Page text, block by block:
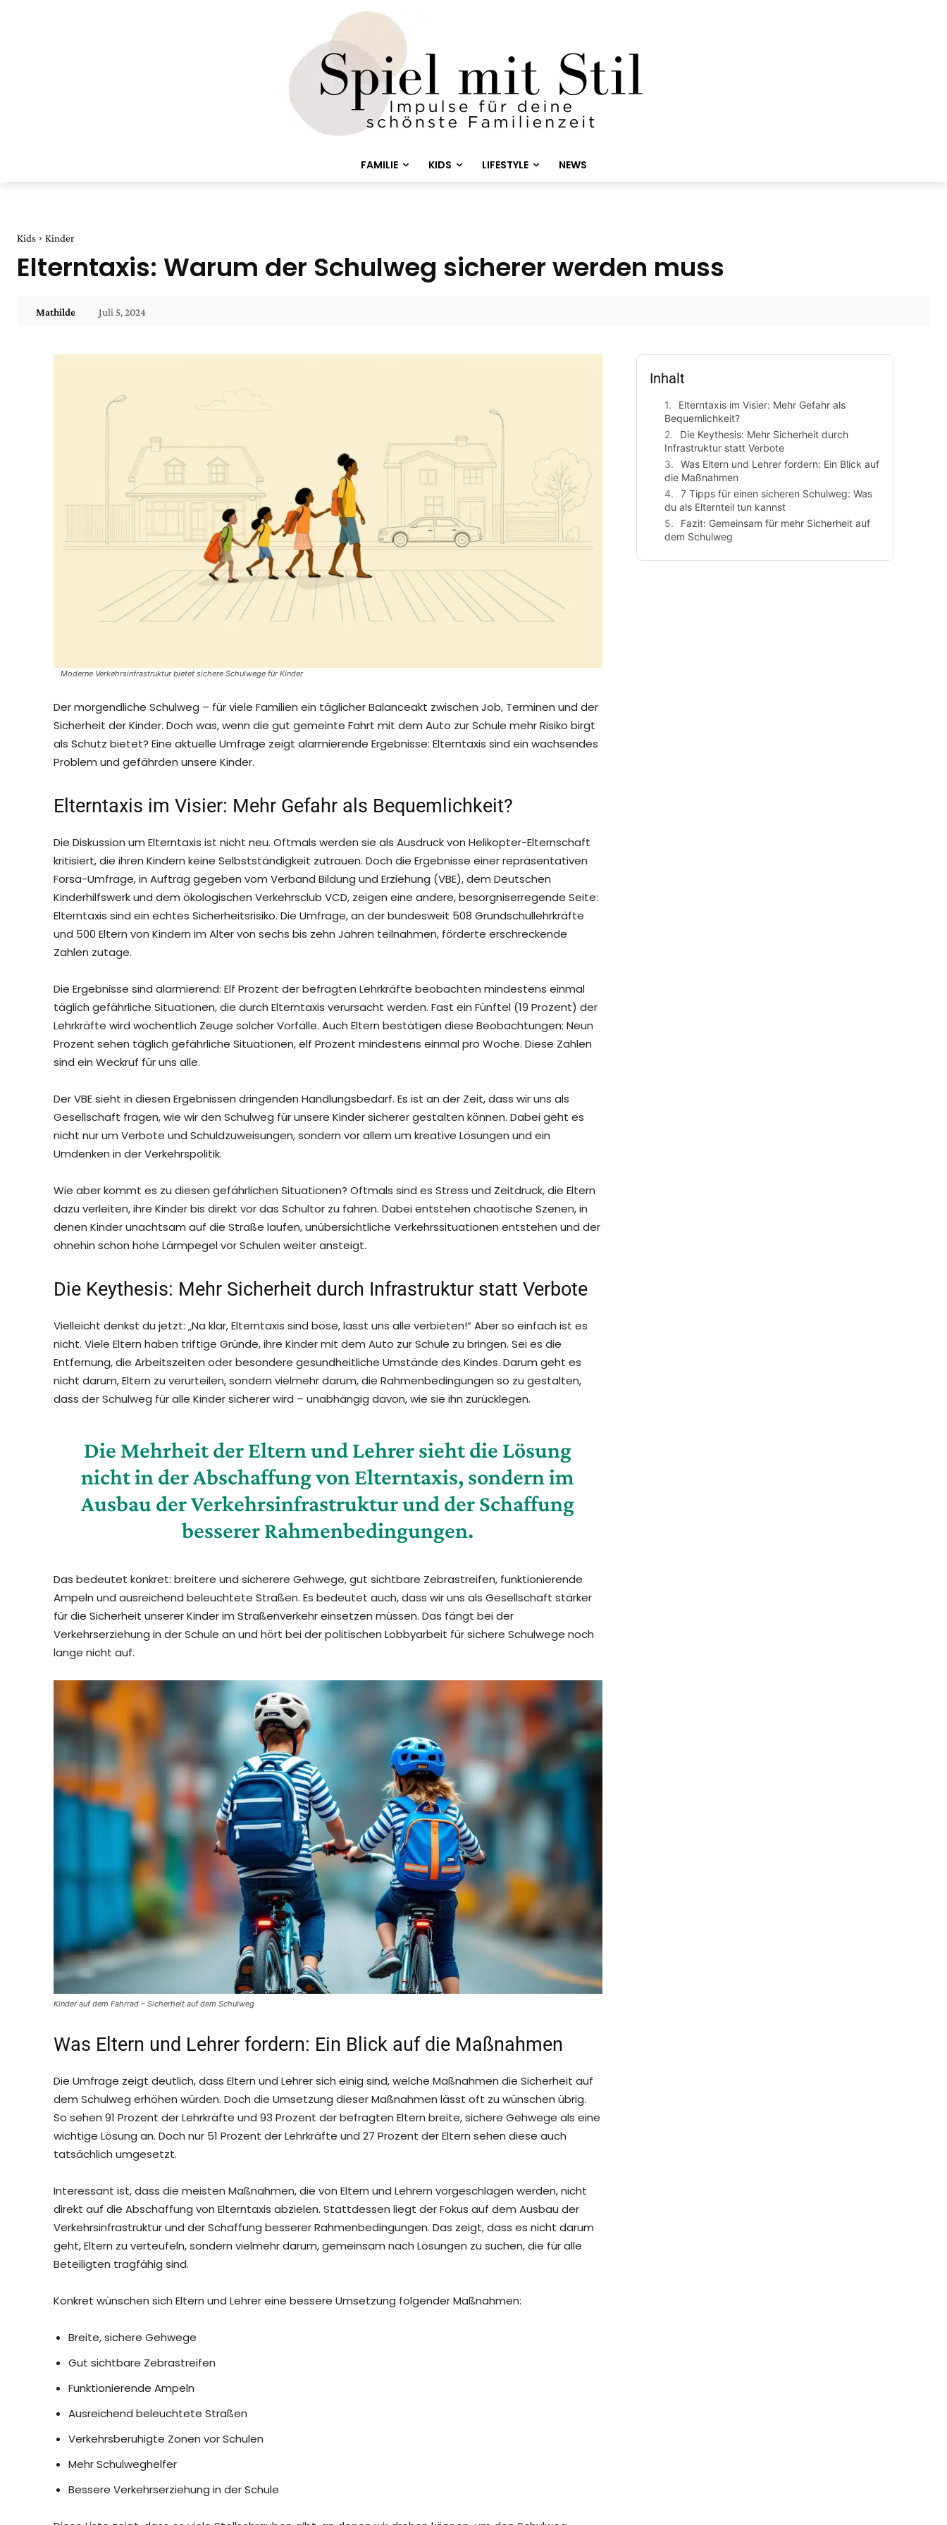
FAMILIE KIDS LIFESTYLE NEWS
Kids Kinder
Elterntaxis: Warum der Schulweg sicherer werden muss
Mathilde Juli 5, 2024
Moderne Verkehrsinfrastruktur bietet sichere Schulwege für Kinder
Der morgendliche Schulweg – für viele Familien ein täglicher Balanceakt zwischen Job, Terminen und der
Sicherheit der Kinder. Doch was, wenn die gut gemeinte Fahrt mit dem Auto zur Schule mehr Risiko birgt
als Schutz bietet? Eine aktuelle Umfrage zeigt alarmierende Ergebnisse: Elterntaxis sind ein wachsendes
Problem und gefährden unsere Kinder.
Elterntaxis im Visier: Mehr Gefahr als Bequemlichkeit?
Die Diskussion um Elterntaxis ist nicht neu. Oftmals werden sie als Ausdruck von Helikopter-Elternschaft
kritisiert, die ihren Kindern keine Selbstständigkeit zutrauen. Doch die Ergebnisse einer repräsentativen
Forsa-Umfrage, in Auftrag gegeben vom Verband Bildung und Erziehung (VBE), dem Deutschen
Kinderhilfswerk und dem ökologischen Verkehrsclub VCD, zeigen eine andere, besorgniserregende Seite:
Elterntaxis sind ein echtes Sicherheitsrisiko. Die Umfrage, an der bundesweit 508 Grundschullehrkräfte
und 500 Eltern von Kindern im Alter von sechs bis zehn Jahren teilnahmen, förderte erschreckende
Zahlen zutage.
Die Ergebnisse sind alarmierend: Elf Prozent der befragten Lehrkräfte beobachten mindestens einmal
täglich gefährliche Situationen, die durch Elterntaxis verursacht werden. Fast ein Fünftel (19 Prozent) der
Lehrkräfte wird wöchentlich Zeuge solcher Vorfälle. Auch Eltern bestätigen diese Beobachtungen: Neun
Prozent sehen täglich gefährliche Situationen, elf Prozent mindestens einmal pro Woche. Diese Zahlen
sind ein Weckruf für uns alle.
Der VBE sieht in diesen Ergebnissen dringenden Handlungsbedarf. Es ist an der Zeit, dass wir uns als
Gesellschaft fragen, wie wir den Schulweg für unsere Kinder sicherer gestalten können. Dabei geht es
nicht nur um Verbote und Schuldzuweisungen, sondern vor allem um kreative Lösungen und ein
Umdenken in der Verkehrspolitik.
Wie aber kommt es zu diesen gefährlichen Situationen? Oftmals sind es Stress und Zeitdruck, die Eltern
dazu verleiten, ihre Kinder bis direkt vor das Schultor zu fahren. Dabei entstehen chaotische Szenen, in
denen Kinder unachtsam auf die Straße laufen, unübersichtliche Verkehrssituationen entstehen und der
ohnehin schon hohe Lärmpegel vor Schulen weiter ansteigt.
Die Keythesis: Mehr Sicherheit durch Infrastruktur statt Verbote
Vielleicht denkst du jetzt: „Na klar, Elterntaxis sind böse, lasst uns alle verbieten!“ Aber so einfach ist es
nicht. Viele Eltern haben triftige Gründe, ihre Kinder mit dem Auto zur Schule zu bringen. Sei es die
Entfernung, die Arbeitszeiten oder besondere gesundheitliche Umstände des Kindes. Darum geht es
nicht darum, Eltern zu verurteilen, sondern vielmehr darum, die Rahmenbedingungen so zu gestalten,
dass der Schulweg für alle Kinder sicherer wird – unabhängig davon, wie sie ihn zurücklegen.
Die Mehrheit der Eltern und Lehrer sieht die Lösung
nicht in der Abschaffung von Elterntaxis, sondern im
Ausbau der Verkehrsinfrastruktur und der Schaffung
besserer Rahmenbedingungen.
Das bedeutet konkret: breitere und sicherere Gehwege, gut sichtbare Zebrastreifen, funktionierende
Ampeln und ausreichend beleuchtete Straßen. Es bedeutet auch, dass wir uns als Gesellschaft stärker
für die Sicherheit unserer Kinder im Straßenverkehr einsetzen müssen. Das fängt bei der
Verkehrserziehung in der Schule an und hört bei der politischen Lobbyarbeit für sichere Schulwege noch
lange nicht auf.
Kinder auf dem Fahrrad – Sicherheit auf dem Schulweg
Was Eltern und Lehrer fordern: Ein Blick auf die Maßnahmen
Die Umfrage zeigt deutlich, dass Eltern und Lehrer sich einig sind, welche Maßnahmen die Sicherheit auf
dem Schulweg erhöhen würden. Doch die Umsetzung dieser Maßnahmen lässt oft zu wünschen übrig.
So sehen 91 Prozent der Lehrkräfte und 93 Prozent der befragten Eltern breite, sichere Gehwege als eine
wichtige Lösung an. Doch nur 51 Prozent der Lehrkräfte und 27 Prozent der Eltern sehen diese auch
tatsächlich umgesetzt.
Interessant ist, dass die meisten Maßnahmen, die von Eltern und Lehrern vorgeschlagen werden, nicht
direkt auf die Abschaffung von Elterntaxis abzielen. Stattdessen liegt der Fokus auf dem Ausbau der
Verkehrsinfrastruktur und der Schaffung besserer Rahmenbedingungen. Das zeigt, dass es nicht darum
geht, Eltern zu verteufeln, sondern vielmehr darum, gemeinsam nach Lösungen zu suchen, die für alle
Beteiligten tragfähig sind.
Konkret wünschen sich Eltern und Lehrer eine bessere Umsetzung folgender Maßnahmen:
Breite, sichere Gehwege
Gut sichtbare Zebrastreifen
Funktionierende Ampeln
Ausreichend beleuchtete Straßen
Verkehrsberuhigte Zonen vor Schulen
Mehr Schulweghelfer
Bessere Verkehrserziehung in der Schule
Inhalt
Elterntaxis im Visier: Mehr Gefahr als
Bequemlichkeit?
Die Keythesis: Mehr Sicherheit durch
Infrastruktur statt Verbote
Was Eltern und Lehrer fordern: Ein Blick auf
die Maßnahmen
7 Tipps für einen sicheren Schulweg: Was
du als Elternteil tun kannst
Fazit: Gemeinsam für mehr Sicherheit auf
dem Schulweg